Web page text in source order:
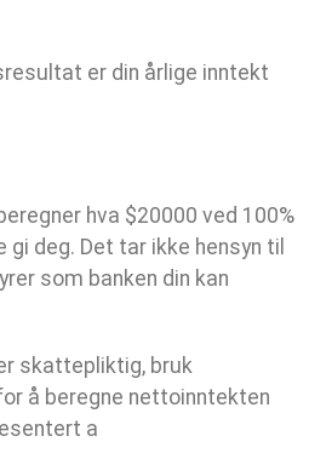
er din årlige inntekt
hva $20000 ved 100%
deg. Det tar ikke hensyn til
som banken din kan
skattepliktig, bruk
å beregne nettoinntekten
a